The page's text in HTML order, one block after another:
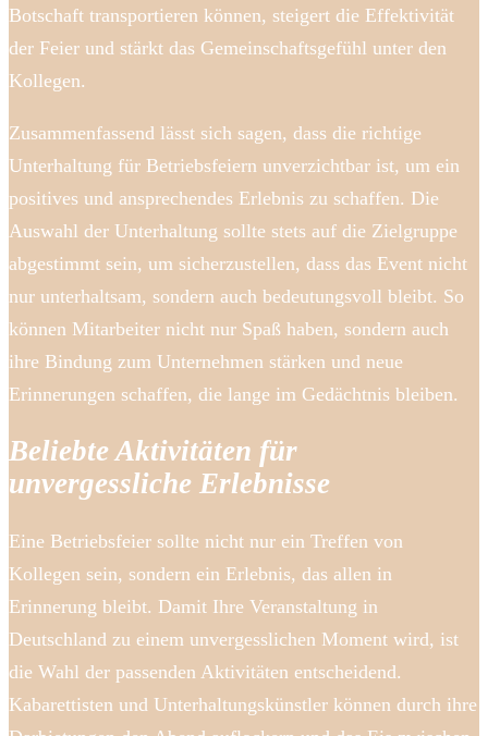
Botschaft transportieren können, steigert die Effektivität
der Feier und stärkt das Gemeinschaftsgefühl unter den
Kollegen.
Zusammenfassend lässt sich sagen, dass die richtige
Unterhaltung für Betriebsfeiern unverzichtbar ist, um ein
positives und ansprechendes Erlebnis zu schaffen. Die
Auswahl der Unterhaltung sollte stets auf die Zielgruppe
abgestimmt sein, um sicherzustellen, dass das Event nicht
nur unterhaltsam, sondern auch bedeutungsvoll bleibt. So
können Mitarbeiter nicht nur Spaß haben, sondern auch
ihre Bindung zum Unternehmen stärken und neue
Erinnerungen schaffen, die lange im Gedächtnis bleiben.
Beliebte Aktivitäten für
unvergessliche Erlebnisse
Eine Betriebsfeier sollte nicht nur ein Treffen von
Kollegen sein, sondern ein Erlebnis, das allen in
Erinnerung bleibt. Damit Ihre Veranstaltung in
Deutschland zu einem unvergesslichen Moment wird, ist
die Wahl der passenden Aktivitäten entscheidend.
Kabarettisten und Unterhaltungskünstler können durch ihre